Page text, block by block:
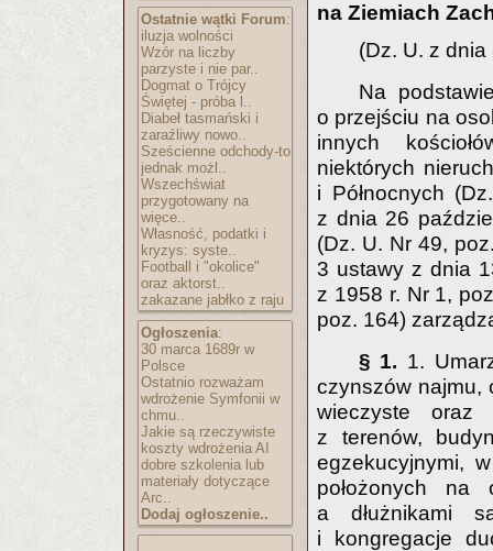
Ostatnie wątki Forum:
iluzja wolności
Wzór na liczby
parzyste i nie par..
Dogmat o Trójcy
Świętej - próba l..
Diabeł tasmański i
zaraźliwy nowo..
Sześcienne odchody-to
jednak możl..
Wszechświat
przygotowany na
więce..
Własność, podatki i
kryzys: syste..
Football i "okolice"
oraz aktorst..
zakazane jabłko z raju
Ogłoszenia:
30 marca 1689r w
Polsce
Ostatnio rozważam
wdrożenie Symfonii w
chmu..
Jakie są rzeczywiste
koszty wdrożenia AI
dobre szkolenia lub
materiały dotyczące
Arc..
Dodaj ogłoszenie..
na Ziemiach
(Dz. U. z
Na
o przejściu na
innych
niektórych
i Północnych
z dnia 26
(Dz. U. Nr 49,
3 ustawy z dnia
z 1958 r. Nr 1,
poz. 164)
§ 1. 1.
czynszów najmu,
wieczyste oraz
z terenów,
egzekucyjnymi,
położonych na
a dłużnikami
i kongregacje